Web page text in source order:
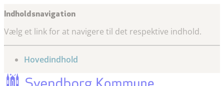
Indholdsnavigation
Vælg et link for at navigere til det respektive indhold.
gå til
Hovedindhold